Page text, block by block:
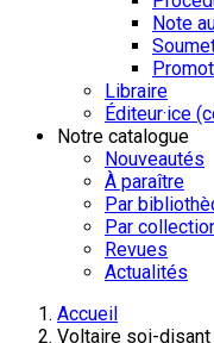
Note
Libraire
Éditeur·ice
Notre catalogue
Nouveautés
À paraître
Par
Par
Revues
Actualités
Accueil
Voltaire soi-disant